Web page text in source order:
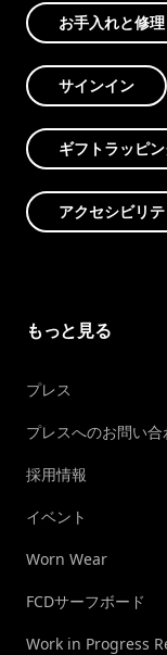
お手入れと修理
サインイン
ギフトラッピ
アクセシビリ
もっと見る
プレス
プレスへのお問い合
採用情報
イベント
Worn Wear
FCDサーフボード
Work in Progress